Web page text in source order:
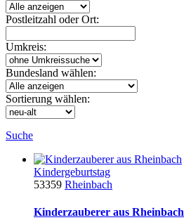
Postleitzahl oder Ort:
Umkreis:
Bundesland wählen:
Sortierung wählen:
Suche
Kindergeburtstag
53359 Rheinbach
Kinderzauberer aus Rheinbach